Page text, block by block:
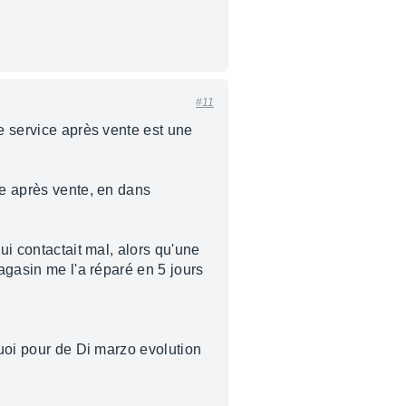
#11
service après vente est une
après vente, en dans
contactait mal, alors qu'une
me l'a réparé en 5 jours
pour de Di marzo evolution